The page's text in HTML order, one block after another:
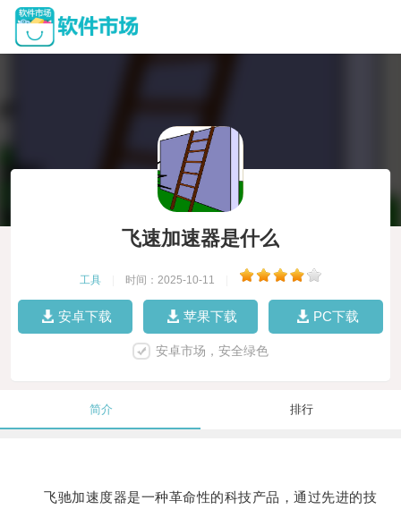
飞速加速器是什么
工具 时间：2025-10-11
安卓下载 苹果下载 PC下载
安卓市场，安全绿色
简介 排行
飞驰加速度器是一种革命性的科技产品，通过先进的技